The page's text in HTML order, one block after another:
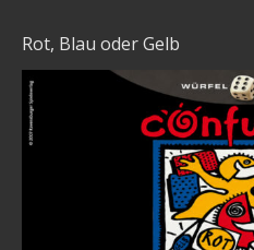
Rot, Blau oder Gelb